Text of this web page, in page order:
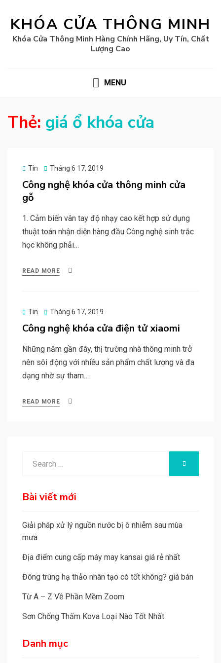
KHÓA CỬA THÔNG MINH
Khóa Cửa Thông Minh Hàng Chính Hãng, Uy Tín, Chất
Lượng Cao
MENU
Thẻ: giá ổ khóa cửa
Tin
Posted
Tháng 6 17, 2019
Công nghệ khóa cửa thông minh cửa
gỗ
1. Cảm biến vân tay độ nhạy cao kết hợp sử dụng
thuật toán nhận diện hàng đầu Công nghệ sinh trắc
học không phải…
READ MORE
Tin
Posted
Tháng 6 17, 2019
Công nghệ khóa cửa điện tử xiaomi
Những năm gần đây, thị trường nhà thông minh trở
nên sôi động với nhiều sản phẩm chất lượng và đa
dạng nhờ sự tham…
READ MORE
SEARCH
Bài viết mới
Giải pháp xử lý nguồn nước bị ô nhiễm sau mùa
mưa
Địa điểm cung cấp máy may kansai giá rẻ nhất
Đông trùng hạ thảo nhân tạo có tốt không? giá bán
Từ A – Z Về Phần Mềm Zoom
Sơn Chống Thấm Kova Loại Nào Tốt Nhất
Danh mục